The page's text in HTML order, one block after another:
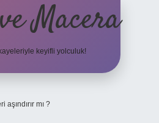
Macera
keyifli yolculuk!
aşındırır mı ?